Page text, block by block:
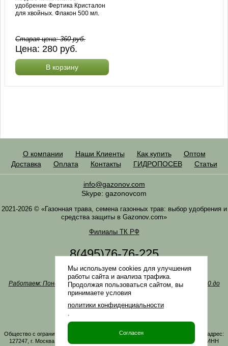
удобрение Фертика Кристалон
для хвойных. Флакон 500 мл.
Старая цена:360руб.
Цена: 280 руб.
В корзину
О компании Наши Клиенты Как купить
Оптом
Доставка
Оплата Контакты ГИДРОПОСЕВ Статьи
info@gazonov.com
Skype: gazonovcom
2021-2026 © «Газонная трава, семена газонных трав: выбор удобрения и
средства защиты в Gazonov.com»
Филиалы ТК РФ
8(495)76-76-225
8(985)76-76-335
Наша почтаinfo@gazonov.com
Работаем: Понедельник-четверг с 10:00 до 18:00, пятница - с 10:00 до
17:00
Наши награды и письма
Политика конфиденциальности
Заказать обратный звонок
Общество с ограниченной ответственностью «ГАЗОНОВКОМ» Юридический адрес:
127247, г. Москва, Дмитровское ш., д. 100, стр. 2, этаж 01, помещение 3106 ИНН
Мы используем cookies для улучшения
работы сайта и анализа трафика.
Продолжая пользоваться сайтом, вы
принимаете условия
политики конфиденциальности
.
Согласен